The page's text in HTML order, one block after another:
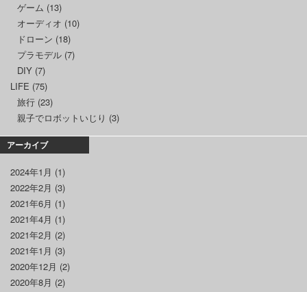
ゲーム (13)
オーディオ (10)
ドローン (18)
プラモデル (7)
DIY (7)
LIFE (75)
旅行 (23)
親子でロボットいじり (3)
アーカイブ
2024年1月 (1)
2022年2月 (3)
2021年6月 (1)
2021年4月 (1)
2021年2月 (2)
2021年1月 (3)
2020年12月 (2)
2020年8月 (2)